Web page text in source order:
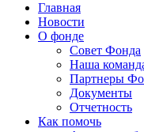
Главная
Новости
О фонде
Совет Фонда
Наша
Партнеры
Документы
Отчетность
Как помочь